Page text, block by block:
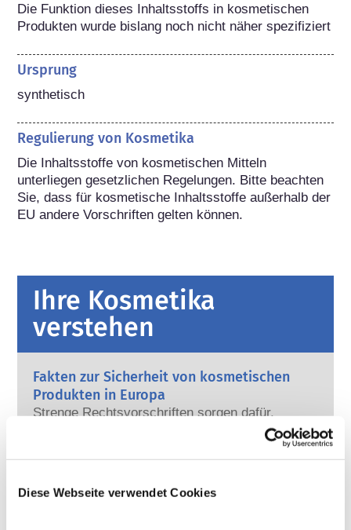
Diese Webseite verwendet Cookies
Die Funktion dieses Inhaltsstoffs in kosmetischen
Produkten wurde bislang noch nicht näher spezifiziert
Ursprung
synthetisch
Regulierung von Kosmetika
Die Inhaltsstoffe von kosmetischen Mitteln
unterliegen gesetzlichen Regelungen. Bitte beachten
Sie, dass für kosmetische Inhaltsstoffe außerhalb der
EU andere Vorschriften gelten können.
Ihre Kosmetika
verstehen
Fakten zur Sicherheit von kosmetischen
Produkten in Europa
Strenge Rechtsvorschriften sorgen dafür,
Körperpflegemittel, die in der Europäischen
Union verkauft werden, sicher für die
Kosmetikhersteller sowie nationale und
Mehr erfahren
Kann Kosmetik endokrine Disruptoren